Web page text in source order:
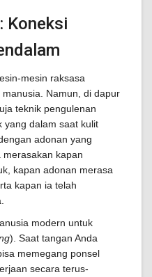
Koneksi
mesin raksasa
Namun, di dapur
teknik pengulenan
yang dalam saat kulit
adonan yang
merasakan kapan
kapan adonan merasa
kapan ia telah
modern untuk
). Saat tangan Anda
memegang ponsel
secara terus-